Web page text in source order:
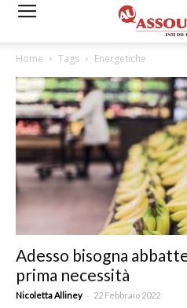
Home Tags Energetiche
Adesso bisogna
prima necessità
Nicoletta Alliney - 22 Febbraio 2022